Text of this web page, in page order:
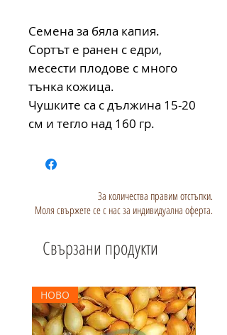
Семена за бяла капия.
Сортът е ранен с едри,
месести плодове с много
тънка кожица.
Чушките са с дължина 15-20
см и тегло над 160 гр.
За количества правим отстъпки.
Моля свържете се с нас за индивидуална оферта.
Свързани продукти
НОВО